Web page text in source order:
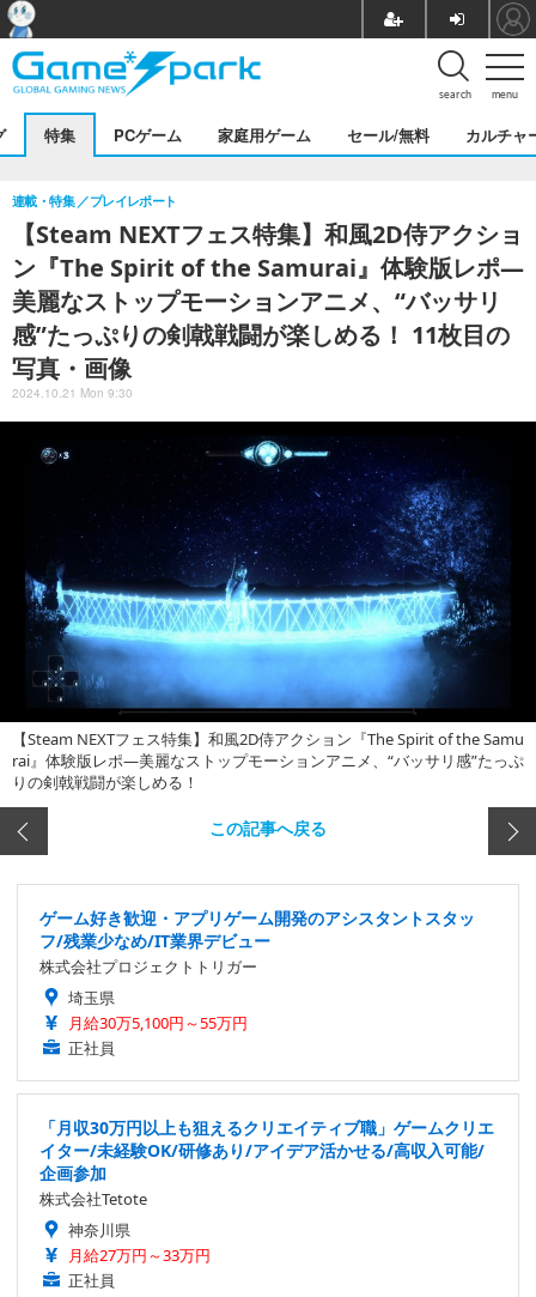
menu
search
特集 PCゲーム 家庭用ゲーム セール/無料 カルチャ
【Steam NEXTフェス特集】和風2D侍アクショ
ン『The Spirit of the Samurai』体験版レポ―
美麗なストップモーションアニメ、“バッサリ
感”たっぷりの剣戟戦闘が楽しめる！ 11枚目の
写真・画像
連載・特集 プレイレポート
2024.10.21 Mon 9:30
【Steam NEXTフェス特集】和風2D侍アクション『The Spirit of the Samu
rai』体験版レポ―美麗なストップモーションアニメ、“バッサリ感”たっぷ
りの剣戟戦闘が楽しめる！
この記事へ戻る
ゲーム好き歓迎・アプリゲーム開発のアシスタントスタッ
フ/残業少なめ/IT業界デビュー
株式会社プロジェクトトリガー
埼玉県
月給30万5,100円～55万円
正社員
「月収30万円以上も狙えるクリエイティブ職」ゲームクリエ
イター/未経験OK/研修あり/アイデア活かせる/高収入可能/
企画参加
株式会社Tetote
神奈川県
月給27万円～33万円
正社員